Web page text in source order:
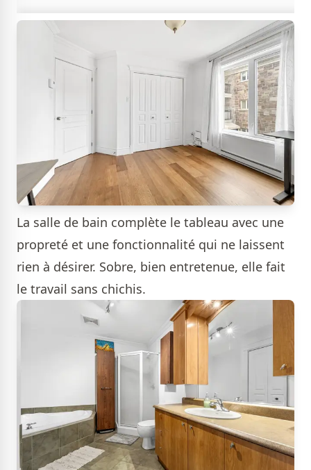
La salle de bain complète le tableau avec une
propreté et une fonctionnalité qui ne laissent
rien à désirer. Sobre, bien entretenue, elle fait
le travail sans chichis.